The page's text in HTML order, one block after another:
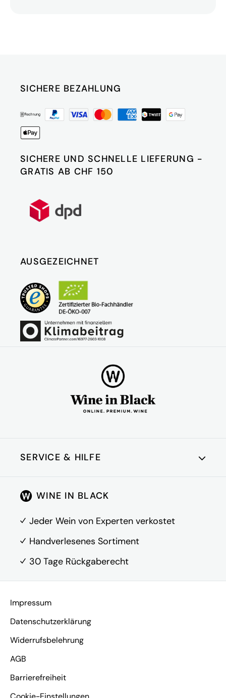
SICHERE BEZAHLUNG
SICHERE UND SCHNELLE LIEFERUNG -
GRATIS AB CHF 150
AUSGEZEICHNET
SERVICE & HILFE
Über Uns
FAQ
Vertrag widerrufen
WINE IN BLACK
Jeder Wein von Experten verkostet
Handverlesenes Sortiment
30 Tage Rückgaberecht
Impressum
Datenschutzerklärung
Widerrufsbelehrung
AGB
Barrierefreiheit